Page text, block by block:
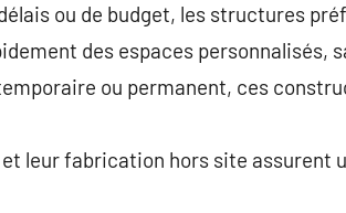
ou de budget, les structures
des espaces personnalisés,
ou permanent, ces
leur fabrication hors site assurent